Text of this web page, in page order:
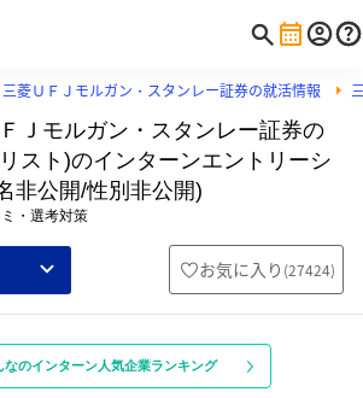
三菱ＵＦＪモルガン・スタンレー証券の就活情報
Ｊモルガン・スタンレー証券の
スト)のインターンエントリーシ
非公開/性別非公開)
・選考対策
お気に入り (27424)
なのインターン人気企業ランキング